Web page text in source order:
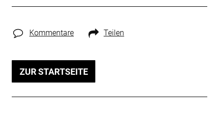
Kommentare Teilen
ZUR STARTSEITE